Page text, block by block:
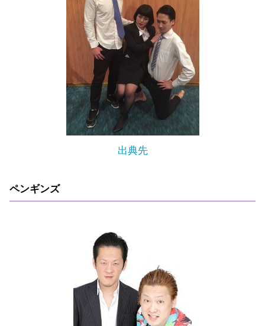
出典先
ペンギンズ